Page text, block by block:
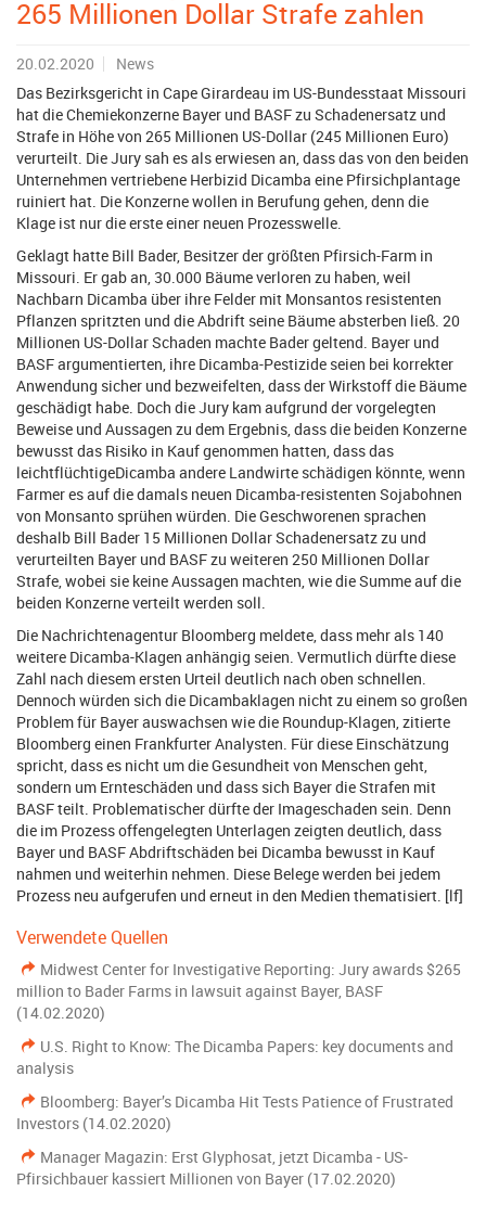
265 Millionen Dollar Strafe zahlen
20.02.2020
News
Das Bezirksgericht in Cape Girardeau im US-Bundesstaat Missouri
hat die Chemiekonzerne Bayer und BASF zu Schadenersatz und
Strafe in Höhe von 265 Millionen US-Dollar (245 Millionen Euro)
verurteilt. Die Jury sah es als erwiesen an, dass das von den beiden
Unternehmen vertriebene Herbizid Dicamba eine Pfirsichplantage
ruiniert hat. Die Konzerne wollen in Berufung gehen, denn die
Klage ist nur die erste einer neuen Prozesswelle.
Geklagt hatte Bill Bader, Besitzer der größten Pfirsich-Farm in
Missouri. Er gab an, 30.000 Bäume verloren zu haben, weil
Nachbarn Dicamba über ihre Felder mit Monsantos resistenten
Pflanzen spritzten und die Abdrift seine Bäume absterben ließ. 20
Millionen US-Dollar Schaden machte Bader geltend. Bayer und
BASF argumentierten, ihre Dicamba-Pestizide seien bei korrekter
Anwendung sicher und bezweifelten, dass der Wirkstoff die Bäume
geschädigt habe. Doch die Jury kam aufgrund der vorgelegten
Beweise und Aussagen zu dem Ergebnis, dass die beiden Konzerne
bewusst das Risiko in Kauf genommen hatten, dass das
leichtflüchtigeDicamba andere Landwirte schädigen könnte, wenn
Farmer es auf die damals neuen Dicamba-resistenten Sojabohnen
von Monsanto sprühen würden. Die Geschworenen sprachen
deshalb Bill Bader 15 Millionen Dollar Schadenersatz zu und
verurteilten Bayer und BASF zu weiteren 250 Millionen Dollar
Strafe, wobei sie keine Aussagen machten, wie die Summe auf die
beiden Konzerne verteilt werden soll.
Die Nachrichtenagentur Bloomberg meldete, dass mehr als 140
weitere Dicamba-Klagen anhängig seien. Vermutlich dürfte diese
Zahl nach diesem ersten Urteil deutlich nach oben schnellen.
Dennoch würden sich die Dicambaklagen nicht zu einem so großen
Problem für Bayer auswachsen wie die Roundup-Klagen, zitierte
Bloomberg einen Frankfurter Analysten. Für diese Einschätzung
spricht, dass es nicht um die Gesundheit von Menschen geht,
sondern um Ernteschäden und dass sich Bayer die Strafen mit
BASF teilt. Problematischer dürfte der Imageschaden sein. Denn
die im Prozess offengelegten Unterlagen zeigten deutlich, dass
Bayer und BASF Abdriftschäden bei Dicamba bewusst in Kauf
nahmen und weiterhin nehmen. Diese Belege werden bei jedem
Prozess neu aufgerufen und erneut in den Medien thematisiert. [lf]
Verwendete Quellen
Midwest Center for Investigative Reporting: Jury awards $265
million to Bader Farms in lawsuit against Bayer, BASF
(14.02.2020)
U.S. Right to Know: The Dicamba Papers: key documents and
analysis
Bloomberg: Bayer’s Dicamba Hit Tests Patience of Frustrated
Investors (14.02.2020)
Manager Magazin: Erst Glyphosat, jetzt Dicamba - US-
Pfirsichbauer kassiert Millionen von Bayer (17.02.2020)